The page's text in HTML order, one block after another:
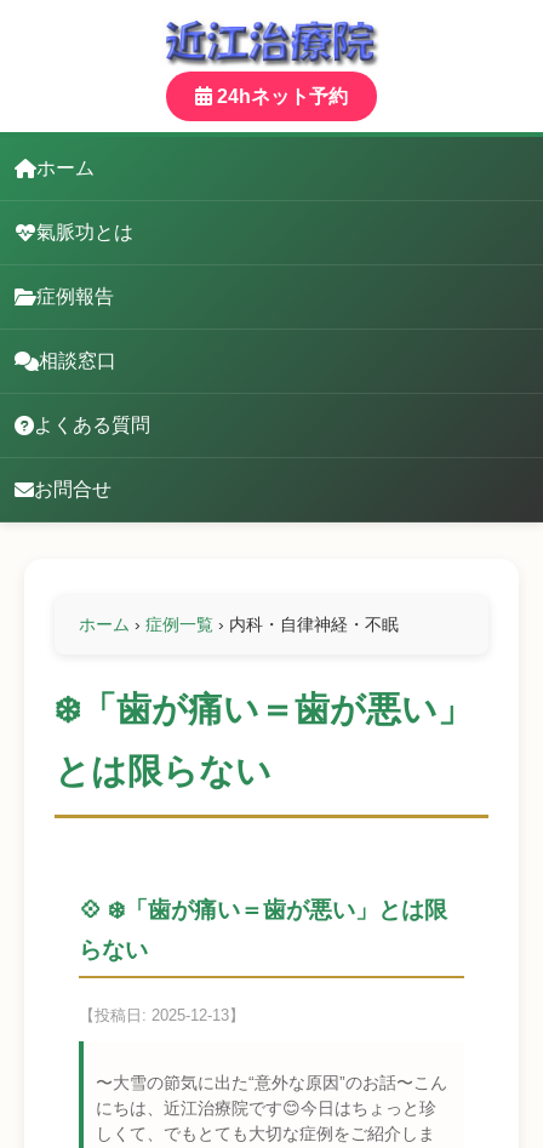
24hネット予約
ホーム
氣脈功とは
症例報告
相談窓口
よくある質問
お問合せ
ホーム › 症例一覧 › 内科・自律神経・不眠
❄️「歯が痛い＝歯が悪い」
とは限らない
💠 ❄️「歯が痛い＝歯が悪い」とは限
らない
【投稿日: 2025-12-13】
〜大雪の節気に出た“意外な原因”のお話〜こん
にちは、近江治療院です😊今日はちょっと珍
しくて、でもとても大切な症例をご紹介しま